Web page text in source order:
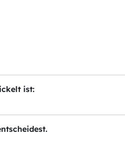
ist: